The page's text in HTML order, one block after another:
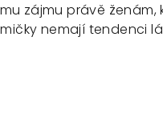
zájmu právě ženám,
nemají tendenci